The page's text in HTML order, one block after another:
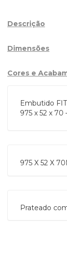
Descrição
Dimensões
Cores e
Embutido
975 x 52 x 70
975 X 52 X
Prateado